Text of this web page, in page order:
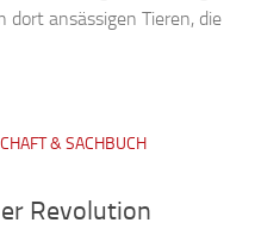
ansässigen Tieren, die
& SACHBUCH
Revolution